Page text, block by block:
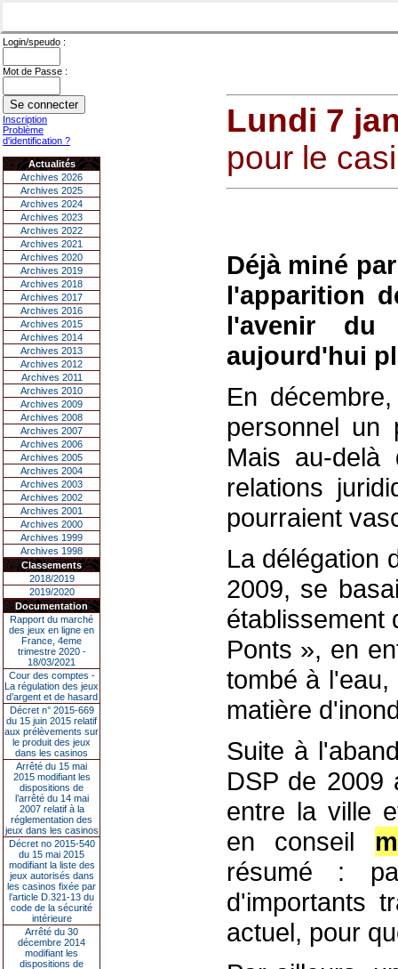
Login/speudo :
Mot de Passe :
Inscription
Problème
d'identification ?
Actualités
Archives 2026
Archives 2025
Archives 2024
Archives 2023
Archives 2022
Archives 2021
Archives 2020
Archives 2019
Archives 2018
Archives 2017
Archives 2016
Archives 2015
Archives 2014
Archives 2013
Archives 2012
Archives 2011
Archives 2010
Archives 2009
Archives 2008
Archives 2007
Archives 2006
Archives 2005
Archives 2004
Archives 2003
Archives 2002
Archives 2001
Archives 2000
Archives 1999
Archives 1998
Classements
2018/2019
2019/2020
Documentation
Rapport du marché
des jeux en ligne en
France, 4eme
trimestre 2020 -
18/03/2021
Cour des comptes -
La régulation des jeux
d’argent et de hasard
Décret n° 2015-669
du 15 juin 2015 relatif
aux prélèvements sur
le produit des jeux
dans les casinos
Arrêté du 15 mai
2015 modifiant les
dispositions de
l’arrêté du 14 mai
2007 relatif à la
réglementation des
jeux dans les casinos
Décret no 2015-540
du 15 mai 2015
modifiant la liste des
jeux autorisés dans
les casinos fixée par
l’article D.321-13 du
code de la sécurité
intérieure
Arrêté du 30
décembre 2014
modifiant les
dispositions de
Lundi 7
pour le
Déjà miné
l'apparition
l'avenir du
aujourd'hui
En
personnel un
Mais au-
relations
pourraient
La délégation
2009, se
établissement
Ponts », en
tombé à
matière
Suite à
DSP de 2009
entre la ville
en conseil
résumé :
d'importants
actuel, pour